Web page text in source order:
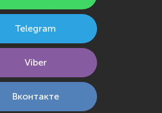
Telegram
Viber
Вконтакте